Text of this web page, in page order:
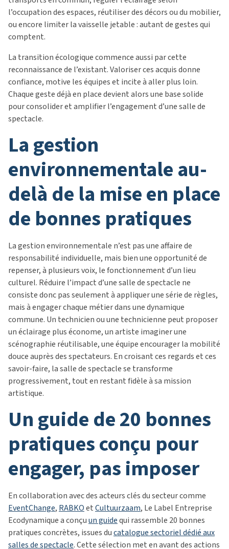
l’occupation des espaces, réutiliser des décors ou du mobilier,
ou encore limiter la vaisselle jetable : autant de gestes qui
comptent.
La transition écologique commence aussi par cette
reconnaissance de l’existant. Valoriser ces acquis donne
confiance, motive les équipes et incite à aller plus loin.
Chaque geste déjà en place devient alors une base solide
pour consolider et amplifier l’engagement d’une salle de
spectacle.
la gestion
environnementale au-
delà de la mise en place
de bonnes pratiques
La gestion environnementale n’est pas une affaire de
responsabilité individuelle, mais bien une opportunité de
repenser, à plusieurs voix, le fonctionnement d’un lieu
culturel. Réduire l’impact d’une salle de spectacle ne
consiste donc pas seulement à appliquer une série de règles,
mais à engager chaque métier dans une dynamique
commune. Un technicien ou une technicienne peut proposer
un éclairage plus économe, un artiste imaginer une
scénographie réutilisable, une équipe encourager la mobilité
douce auprès des spectateurs. En croisant ces regards et ces
savoir-faire, la salle de spectacle se transforme
progressivement, tout en restant fidèle à sa mission
artistique.
un guide de 20 bonnes
pratiques conçu pour
engager, pas imposer
En collaboration avec des acteurs clés du secteur comme
EventChange, RABKOetCultuurzaam, Le Label Entreprise
Ecodynamiquea conçuun guidequi rassemble 20 bonnes
pratiques concrètes, issues ducatalogue sectoriel dédié aux
salles de spectacle.Cette sélection met en avant des actions